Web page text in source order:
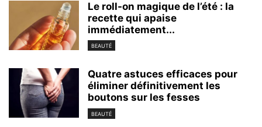
Le roll-on magique de l’été : la
recette qui apaise
immédiatement...
BEAUTÉ
Quatre astuces efficaces pour
éliminer définitivement les
boutons sur les fesses
BEAUTÉ